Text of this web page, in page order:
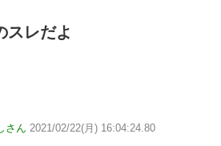
スレだよ
さん 2021/02/22(月) 16:04:24.80